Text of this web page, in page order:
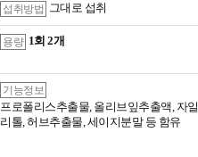
섭취방법 그대로 섭취
용량 1회 2개
기능정보
프로폴리스추출물, 올리브잎추출액, 자일
리톨, 허브추출물, 세이지분말 등 함유